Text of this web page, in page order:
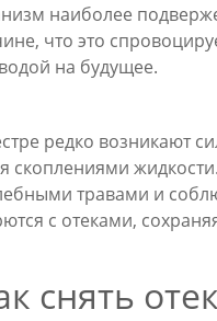
наиболее
что это
на будущее.
редко возникают
скоплениями
травами и
с отеками,
снять